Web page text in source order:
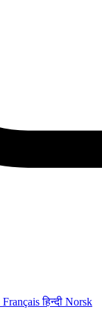
Françaisहिन्दी Norsk